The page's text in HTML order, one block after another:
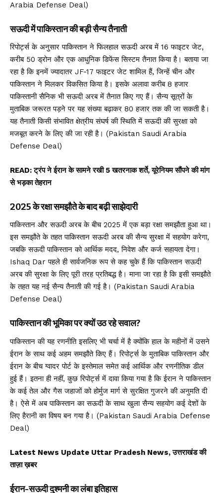
Arabia Defense Deal)
सऊदी में पाकिस्तान की बड़ी सैन्य तैनाती
रिपोर्ट्स के अनुसार पाकिस्तान ने फिलहाल सऊदी अरब में 16 फाइटर जेट,
करीब 50 ड्रोन और एक आधुनिक डिफेंस सिस्टम तैनात किया है। बताया जा
रहा है कि इनमें ज्यादातर JF-17 फाइटर जेट शामिल हैं, जिन्हें चीन और
पाकिस्तान ने मिलकर विकसित किया है। इसके अलावा करीब 8 हजार
पाकिस्तानी सैनिक भी सऊदी अरब में तैनात किए गए हैं। सैन्य सूत्रों के
मुताबिक जरूरत पड़ने पर यह संख्या बढ़ाकर 80 हजार तक की जा सकती है।
यह तैनाती किसी संभावित क्षेत्रीय संघर्ष की स्थिति में सऊदी की सुरक्षा को
मजबूत करने के लिए की जा रही है। (Pakistan Saudi Arabia
Defense Deal)
READ:ट्रंप ने ईरान के सामने रखी 5 खतरनाक शर्ते, यूरेनियम सौंपने की मांग
से भड़का तेहरान
2025 के रक्षा समझौते के बाद बढ़ी साझेदारी
पाकिस्तान और सऊदी अरब के बीच 2025 में एक बड़ा रक्षा समझौता हुआ था।
इस समझौते के तहत पाकिस्तान सऊदी अरब की सैन्य सुरक्षा में सहयोग करेगा,
जबकि सऊदी पाकिस्तान को आर्थिक मदद, निवेश और कर्ज सहायता देगा।
Ishaq Dar पहले ही सार्वजनिक रूप से कह चुके हैं कि पाकिस्तान सऊदी
अरब की सुरक्षा के लिए पूरी तरह प्रतिबद्ध है। माना जा रहा है कि इसी समझौते
के तहत यह नई सैन्य तैनाती की गई है। (Pakistan Saudi Arabia
Defense Deal)
पाकिस्तान की भूमिका पर क्यों उठ रहे सवाल?
पाकिस्तान की यह रणनीति इसलिए भी चर्चा में है क्योंकि हाल के महीनों में उसने
ईरान के साथ कई अहम समझौते किए हैं। रिपोर्ट्स के मुताबिक पाकिस्तान और
ईरान के बीच ग्वादर पोर्ट के इस्तेमाल समेत कई आर्थिक और रणनीतिक डील
हुई हैं। इतना ही नहीं, कुछ रिपोर्ट्स में दावा किया गया है कि ईरान ने पाकिस्तान
के कई तेल और गैस जहाजों को होर्मुज मार्ग से सुरक्षित गुजरने की अनुमति दी
है। ऐसे में अब पाकिस्तान का सऊदी के साथ खुला सैन्य सहयोग कई देशों के
लिए हैरानी का विषय बन गया है। (Pakistan Saudi Arabia Defense
Deal)
Latest News Update Uttar Pradesh News, उत्तराखंड की
ताज़ा ख़बर
ईरान-सऊदी दुश्मनी का लंबा इतिहास